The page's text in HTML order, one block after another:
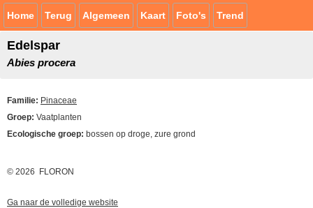
Home Terug Algemeen Kaart Foto's Trend
Edelspar
Abies procera
Familie: Pinaceae
Groep: Vaatplanten
Ecologische groep: bossen op droge, zure grond
© 2026 FLORON
Ga naar de volledige website